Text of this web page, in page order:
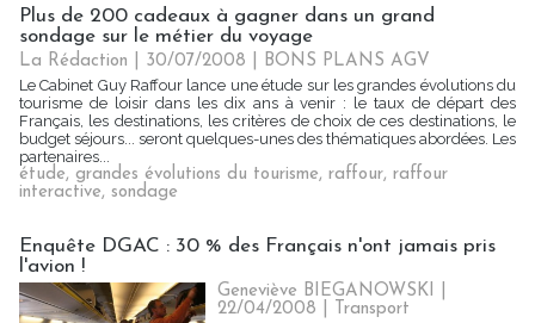
Plus de 200 cadeaux à gagner dans un grand
sondage sur le métier du voyage
La Rédaction | 30/07/2008
BONS PLANS AGV
Le Cabinet Guy Raffour lance une étude sur les grandes évolutions du
tourisme de loisir dans les dix ans à venir : le taux de départ des
Français, les destinations, les critères de choix de ces destinations, le
budget séjours... seront quelques-unes des thématiques abordées. Les
partenaires...
étude, grandes évolutions du tourisme, raffour, raffour
interactive, sondage
Enquête DGAC : 30 % des Français n'ont jamais pris
l'avion !
Geneviève BIEGANOWSKI |
22/04/2008
Transport